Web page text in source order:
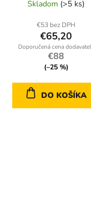
Skladom (>5 ks)
€53 bez DPH
€65,20
€88
(–25 %)
DO KOŠÍKA